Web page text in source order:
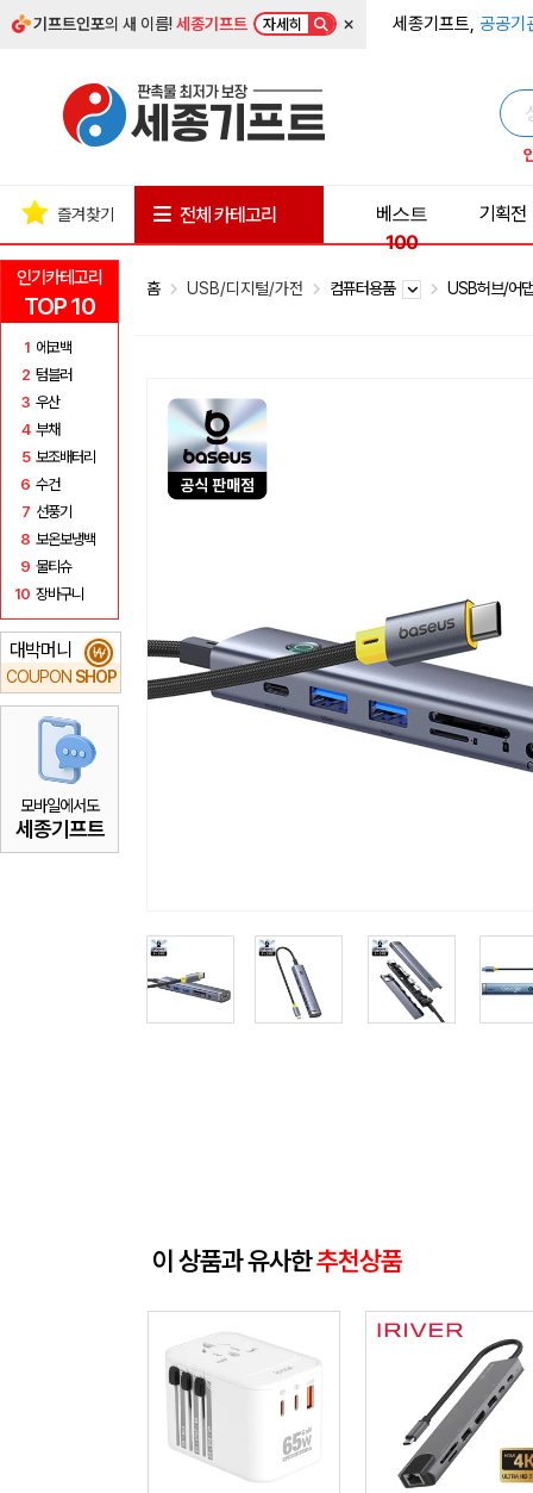
기프트인포의 새 이름!세종기프트 자세히 × 세종기프트, 공공기
인기카테고리
TOP 10
1 에코백
2 텀블러
3 우산
4 부채
5 보조배터리
6 수건
7 선풍기
8 보온보냉백
9 물티슈
10 장바구니
대박머니
COUPON SHOP
₩
모바일에서도
세종기프트
즐겨찾기 전체 카테고리
베스트
100
기획전
홈 USB/디지털/가전 컴퓨터용품 USB허브/어
이 상품과 유사한추천상품